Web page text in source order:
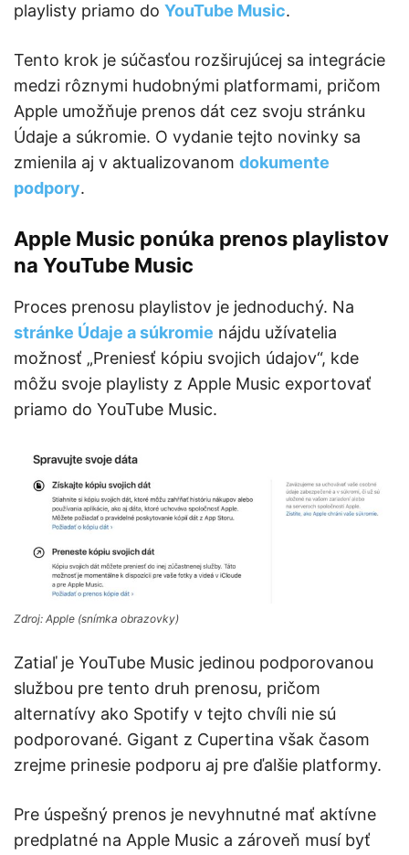
playlisty priamo do YouTube Music.
Tento krok je súčasťou rozširujúcej sa integrácie
medzi rôznymi hudobnými platformami, pričom
Apple umožňuje prenos dát cez svoju stránku
Údaje a súkromie. O vydanie tejto novinky sa
zmienila aj v aktualizovanom dokumente
podpory.
Apple Music ponúka prenos playlistov
na YouTube Music
Proces prenosu playlistov je jednoduchý. Na
stránke Údaje a súkromie nájdu užívatelia
možnosť „Preniesť kópiu svojich údajov“, kde
môžu svoje playlisty z Apple Music exportovať
priamo do YouTube Music.
Zdroj: Apple (snímka obrazovky)
Zatiaľ je YouTube Music jedinou podporovanou
službou pre tento druh prenosu, pričom
alternatívy ako Spotify v tejto chvíli nie sú
podporované. Gigant z Cupertina však časom
zrejme prinesie podporu aj pre ďalšie platformy.
Pre úspešný prenos je nevyhnutné mať aktívne
predplatné na Apple Music a zároveň musí byť